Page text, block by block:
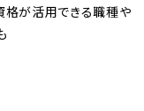
格が活用できる職種や